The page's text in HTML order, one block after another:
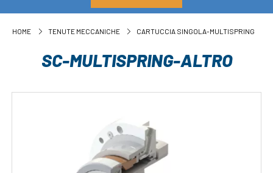
HOME TENUTE MECCANICHE CARTUCCIA SINGOLA-MULTISPRING
SC-MULTISPRING-ALTRO